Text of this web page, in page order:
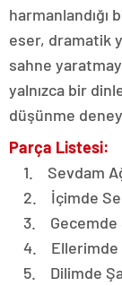
harmanlandığı
eser, dramatik
sahne
yalnızca bir
düşünme
Parça Listesi:
1. Sevdam
2. İçimde
3. Gecemde
4. Ellerimde
5. Dilimde